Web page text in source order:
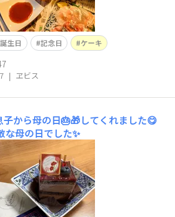
誕生日 記念日 ケーキ
| ヱビス
子から母の日🎂🎁してくれました😋
な母の日でした✨